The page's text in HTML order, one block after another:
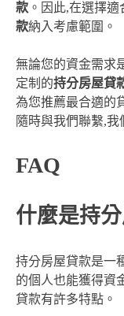
款 。因此,在選擇
款納入考慮範圍。
無論您的資金需求
定制的持分房屋貸
為您推薦最合適的
隨時與我們聯繫,我
FAQ
什麼是持
持分房屋貸款是一
的個人也能獲得資
貸款有許多特點。